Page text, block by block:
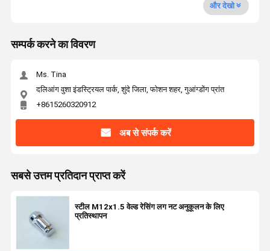
और देखो
सम्पर्क करने का विवरण
Ms. Tina
दलिआंग वुशा इंडस्ट्रियल पार्क, शुंदे जिला, फोशन शहर, गुआंग्डोंग प्रांत
+8615260320912
अब से संपर्क करें
सबसे उत्तम प्रतिदान प्राप्त करें
स्टील M12x1.5 वेल्ड रेसिंग लग नट अनुकूलन के लिए
प्रतिस्थापन